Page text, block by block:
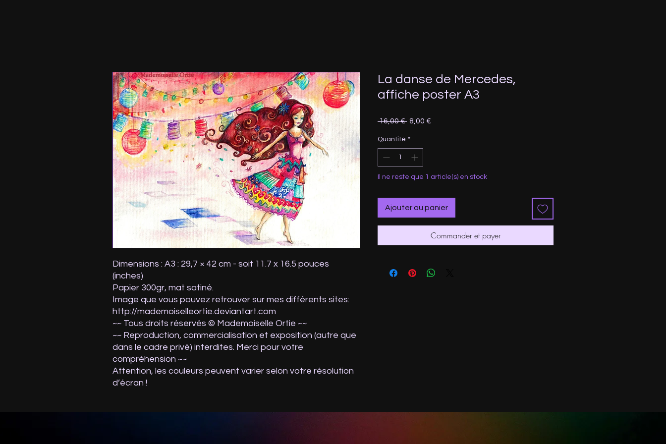
Dimensions : A3 : 29,7 × 42 cm - soit 11.7 x 16.5 pouces
(inches)
Papier 300gr, mat satiné.
Image que vous pouvez retrouver sur mes différents sites:
http://mademoiselleortie.deviantart.com
~~ Tous droits réservés © Mademoiselle Ortie ~~
~~ Reproduction, commercialisation et exposition (autre que
dans le cadre privé) interdites. Merci pour votre
compréhension ~~
Attention, les couleurs peuvent varier selon votre résolution
d’écran !
La danse de Mercedes,
affiche poster A3
16,00 € Prix
8,00 €
Quantité *
Il ne reste que 1 article(s) en stock
Ajouter au panier
Commander et payer